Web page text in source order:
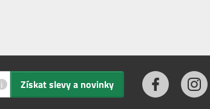
i Získat slevy a novinky